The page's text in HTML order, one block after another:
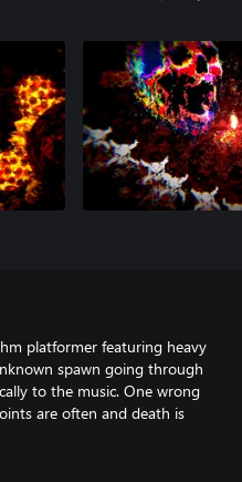
platformer featuring heavy
spawn going through
to the music. One wrong
are often and death is